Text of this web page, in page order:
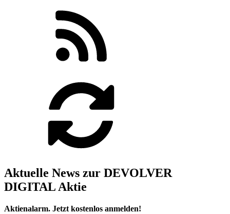
Aktuelle News zur DEVOLVER
DIGITAL Aktie
Aktienalarm. Jetzt kostenlos anmelden!